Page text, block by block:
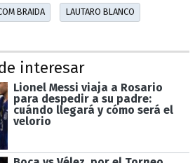
BRAIDA LAUTARO BLANCO
interesar
Lionel Messi viaja a Rosario
para despedir a su padre:
cuándo llegará y cómo será el
velorio